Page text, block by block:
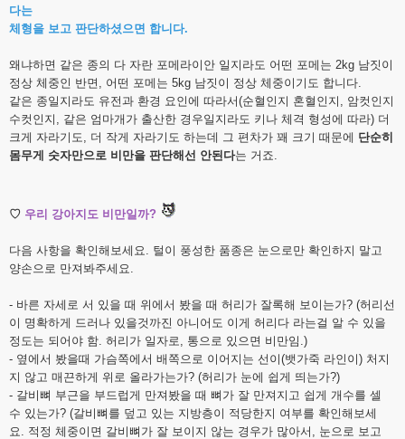
다는
체형을 보고 판단하셨으면 합니다.
왜냐하면 같은 종의 다 자란 포메라이안 일지라도 어떤 포메는 2kg 남짓이
정상 체중인 반면, 어떤 포메는 5kg 남짓이 정상 체중이기도 합니다.
같은 종일지라도 유전과 환경 요인에 따라서(순혈인지 혼혈인지, 암컷인지
수컷인지, 같은 엄마개가 출산한 경우일지라도 키나 체격 형성에 따라) 더
크게 자라기도, 더 작게 자라기도 하는데 그 편차가 꽤 크기 때문에 단순히
몸무게 숫자만으로 비만을 판단해선 안된다는 거죠.
♡ 우리 강아지도 비만일까?
다음 사항을 확인해보세요. 털이 풍성한 품종은 눈으로만 확인하지 말고
양손으로 만져봐주세요.
- 바른 자세로 서 있을 때 위에서 봤을 때 허리가 잘록해 보이는가? (허리선
이 명확하게 드러나 있을것까진 아니어도 이게 허리다 라는걸 알 수 있을
정도는 되어야 함. 허리가 일자로, 통으로 있으면 비만임.)
- 옆에서 봤을때 가슴쪽에서 배쪽으로 이어지는 선이(뱃가죽 라인이) 처지
지 않고 매끈하게 위로 올라가는가? (허리가 눈에 쉽게 띄는가?)
- 갈비뼈 부근을 부드럽게 만져봤을 때 뼈가 잘 만져지고 쉽게 개수를 셀
수 있는가? (갈비뼈를 덮고 있는 지방층이 적당한지 여부를 확인해보세
요. 적정 체중이면 갈비뼈가 잘 보이지 않는 경우가 많아서, 눈으로 보고